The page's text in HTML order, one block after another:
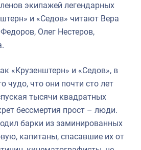
экипажей легендарных
и «Седов» читают Вера
Олег Нестеров,
«Крузенштерн» и «Седов», в
чудо, что они почти сто лет
тысячи квадратных
бессмертия прост – люди.
барки из заминированных
капитаны, спасавшие их от